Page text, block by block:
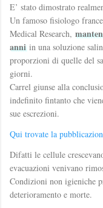
E’ stato dimostrato
Un famoso fisiologo
Medical Research,
anni in una soluzione
proporzioni di quelle del
giorni.
Carrel giunse alla
indefinito fintanto che
sue escrezioni.
Qui trovate la
Difatti le cellule
evacuazioni venivano
Condizioni non igieniche
deterioramento e morte.